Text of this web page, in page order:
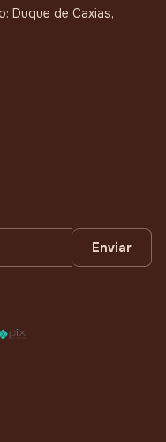
Duque de Caxias,